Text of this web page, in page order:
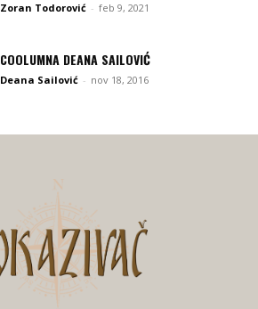
Zoran Todorović - feb 9, 2021
COOLUMNA DEANA SAILOVIĆ
Deana Sailović - nov 18, 2016